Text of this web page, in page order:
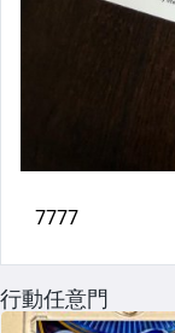
行動任意門